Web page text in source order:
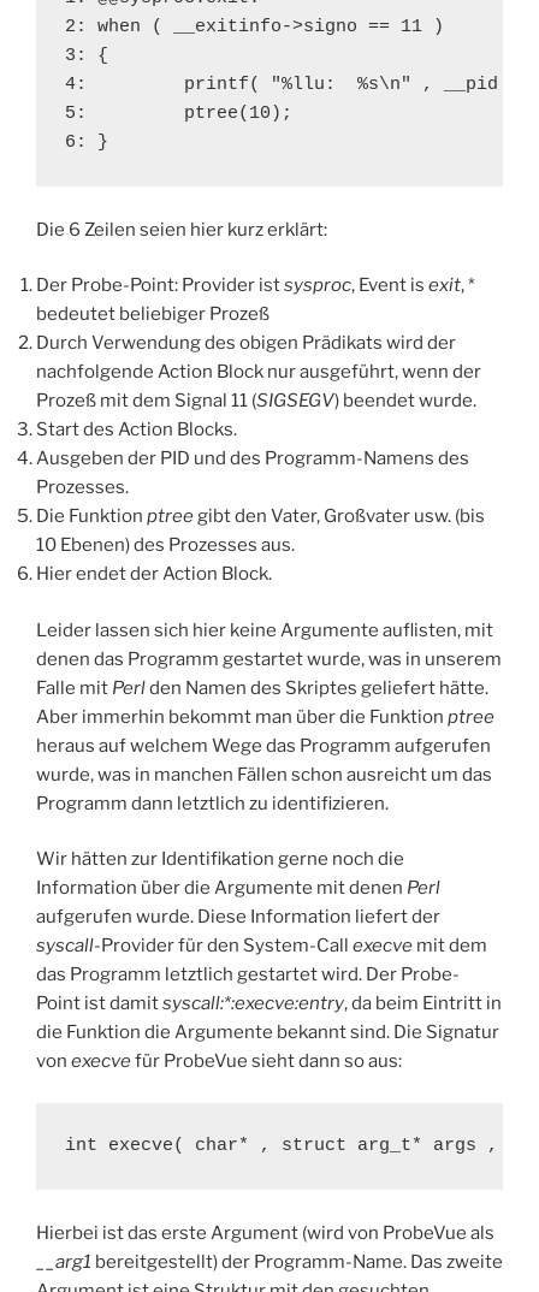
2: when ( __exitinfo->signo == 11 )
3: {
4:         printf( "%llu:  %s\n" , __pid ,
5:         ptree(10);
6: }
Die 6 Zeilen seien hier kurz erklärt:
Der Probe-Point: Provider istsysproc, Event is exit, *
bedeutet beliebiger Prozeß
Durch Verwendung des obigen Prädikats wird der
nachfolgende Action Block nur ausgeführt, wenn der
Prozeß mit dem Signal 11 (SIGSEGV) beendet wurde.
Start des Action Blocks.
Ausgeben der PID und des Programm-Namens des
Prozesses.
Die Funktion ptreegibt den Vater, Großvater usw. (bis
10 Ebenen) des Prozesses aus.
Hier endet der Action Block.
Leider lassen sich hier keine Argumente auflisten, mit
denen das Programm gestartet wurde, was in unserem
Falle mit Perlden Namen des Skriptes geliefert hätte.
Aber immerhin bekommt man über die Funktion ptree
heraus auf welchem Wege das Programm aufgerufen
wurde, was in manchen Fällen schon ausreicht um das
Programm dann letztlich zu identifizieren.
Wir hätten zur Identifikation gerne noch die
Information über die Argumente mit denen Perl
aufgerufen wurde. Diese Information liefert der
syscall-Provider für den System-Call execve mit dem
das Programm letztlich gestartet wird. Der Probe-
Point ist damitsyscall:*:execve:entry, da beim Eintritt in
die Funktion die Argumente bekannt sind. Die Signatur
von execvefür ProbeVue sieht dann so aus:
int execve( char* , struct arg_t* args ,
Hierbei ist das erste Argument (wird von ProbeVue als
__arg1 bereitgestellt) der Programm-Name. Das zweite